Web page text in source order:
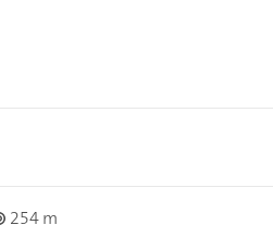
254 m